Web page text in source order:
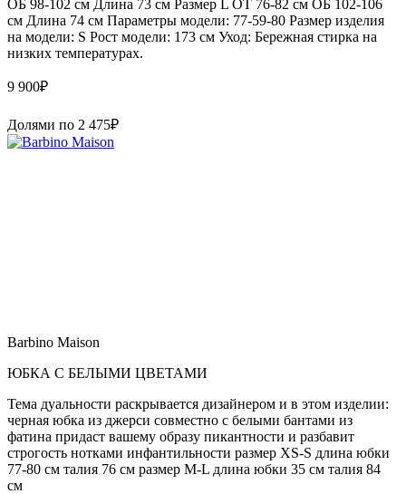
ОБ 98-102 см Длина 73 см Размер L ОТ 76-82 см ОБ 102-106
см Длина 74 см Параметры модели: 77-59-80 Размер изделия
на модели: S Рост модели: 173 см Уход: Бережная стирка на
низких температурах.
9 900₽
Долями по 2 475₽
Barbino Maison
ЮБКА С БЕЛЫМИ ЦВЕТАМИ
Тема дуальности раскрывается дизайнером и в этом изделии:
черная юбка из джерси совместно с белыми бантами из
фатина придаст вашему образу пикантности и разбавит
строгость нотками инфантильности размер XS-S длина юбки
77-80 см талия 76 см размер M-L длина юбки 35 см талия 84
см